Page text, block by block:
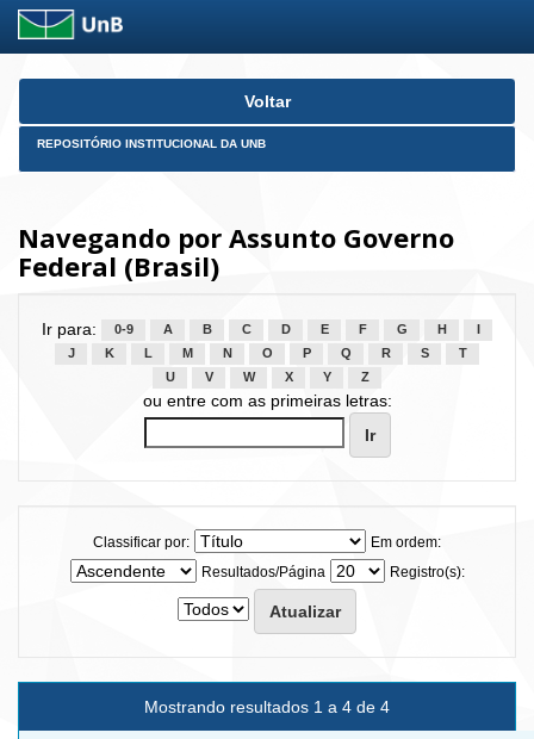
Skip
Voltar
REPOSITÓRIO INSTITUCIONAL DA UNB
Navegando por Assunto Governo
Federal (Brasil)
Ir para: 0-9 A B C D E F G H
J
K L M N O P Q R S
T
U
V W X Y Z
ou entre com as primeiras letras:
Classificar por:
Em ordem:
Resultados/Página
Registro(s):
Mostrando resultados 1 a 4 de 4